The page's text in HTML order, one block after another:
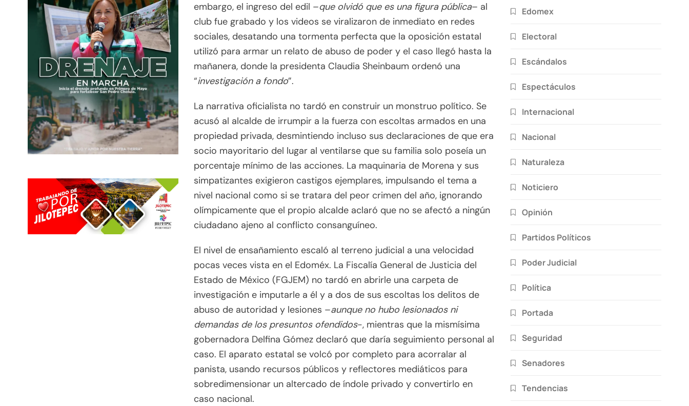
embargo, el ingreso del edil –que olvidó que es una figura pública– al
club fue grabado y los videos se viralizaron de inmediato en redes
sociales, desatando una tormenta perfecta que la oposición estatal
utilizó para armar un relato de abuso de poder y el caso llegó hasta la
mañanera, donde la presidenta Claudia Sheinbaum ordenó una
“investigación a fondo”.
La narrativa oficialista no tardó en construir un monstruo político. Se
acusó al alcalde de irrumpir a la fuerza con escoltas armados en una
propiedad privada, desmintiendo incluso sus declaraciones de que era
socio mayoritario del lugar al ventilarse que su familia solo poseía un
porcentaje mínimo de las acciones. La maquinaria de Morena y sus
simpatizantes exigieron castigos ejemplares, impulsando el tema a
nivel nacional como si se tratara del peor crimen del año, ignorando
olímpicamente que el propio alcalde aclaró que no se afectó a ningún
ciudadano ajeno al conflicto consanguíneo.
El nivel de ensañamiento escaló al terreno judicial a una velocidad
pocas veces vista en el Edoméx. La Fiscalía General de Justicia del
Estado de México (FGJEM) no tardó en abrirle una carpeta de
investigación e imputarle a él y a dos de sus escoltas los delitos de
abuso de autoridad y lesiones –aunque no hubo lesionados ni
demandas de los presuntos ofendidos-, mientras que la mismísima
gobernadora Delfina Gómez declaró que daría seguimiento personal al
caso. El aparato estatal se volcó por completo para acorralar al
panista, usando recursos públicos y reflectores mediáticos para
sobredimensionar un altercado de índole privado y convertirlo en
caso nacional.
Edomex
Electoral
Escándalos
Espectáculos
Internacional
Nacional
Naturaleza
Noticiero
Opinión
Partidos Políticos
Poder Judicial
Política
Portada
Seguridad
Senadores
Tendencias